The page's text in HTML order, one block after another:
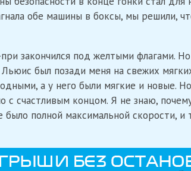
обе машины в боксы, мы решили,
закончился под желтыми флагами.
был позади меня на свежих
а у него были мягкие и новые.
с счастливым концом. Я не знаю,
было полной максимальной скорости,